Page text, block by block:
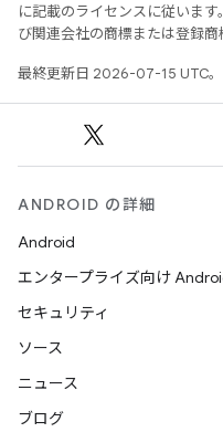
に記載のライセンスに従いま
び関連会社の商標または登録商
最終更新日 2026-07-15 UTC。
ANDROID の詳細
Android
エンタープライズ向け
セキュリティ
ソース
ニュース
ブログ